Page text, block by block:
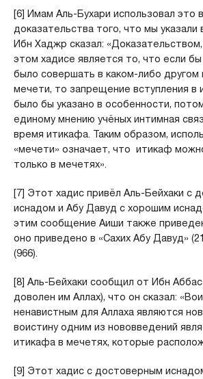
[6] Имам Аль-Бухари использовал это
доказательства того, что мы
Ибн Хаджр сказал:
этом хадисе является то, что если
было совершать в каком-либо
мечети, то запрещение вступления в
было бы указано в особенности,
единому мнению учёных интимная
время итикафа. Таким образом,
«мечети» означает, что итикаф
только в мечетях».
[7] Этот хадис привёл Аль-Бейхаки с
иснадом и Абу Давуд с хорошим
этим сообщение Аиши также
оно приведено в «Сахих Абу Давуд»
(966).
[8] Аль-Бейхаки сообщил от Ибн
доволен им Аллах), что он сказал:
ненавистным для Аллаха являются
воистину одним из нововведений
итикафа в мечетях, которые
[9] Этот хадис с достоверным